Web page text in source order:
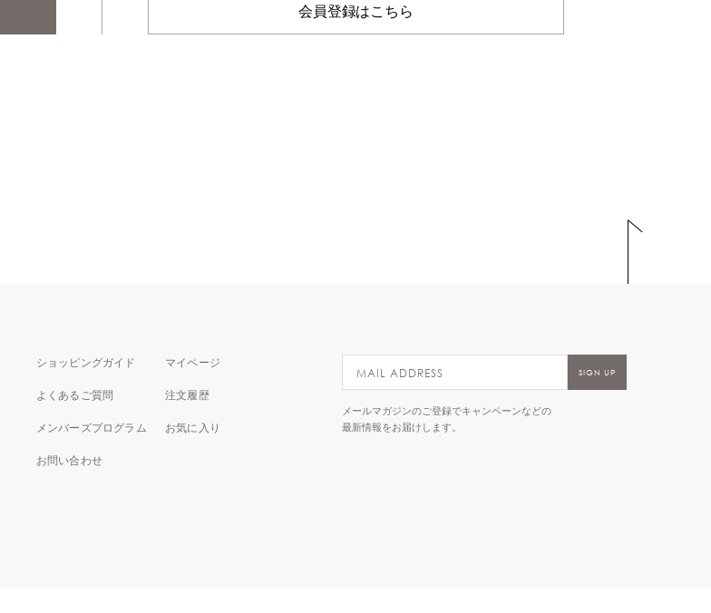
会員登録はこちら
ショッピングガイド
よくあるご質問
メンバーズプログラム
お問い合わせ
マイページ
注文履歴
お気に入り
メールマガジンのご登録でキャンペーンなどの
最新情報をお届けします。